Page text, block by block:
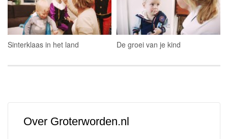
Sinterklaas in het land De groei van je kind
Over Groterworden.nl